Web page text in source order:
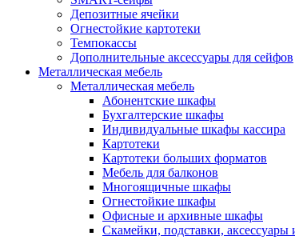
Депозитные ячейки
Огнестойкие картотеки
Темпокассы
Дополнительные аксессуары для сейфов
Металлическая мебель
Металлическая мебель
Абонентские шкафы
Бухгалтерские шкафы
Индивидуальные шкафы кассира
Картотеки
Картотеки больших форматов
Мебель для балконов
Многоящичные шкафы
Огнестойкие шкафы
Офисные и архивные шкафы
Скамейки, подставки, аксессуары